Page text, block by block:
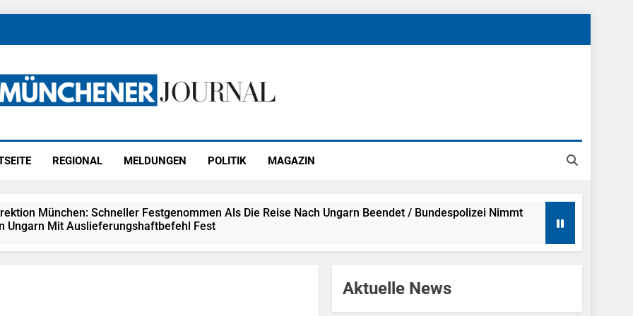
REGIONAL MELDUNGEN POLITIK MAGAZIN
München: Schneller Festgenommen Als Die Reise Nach Ungarn Beendet / Bundespolizei Nimmt
Ungarn Mit Auslieferungshaftbefehl Fest
Aktuelle News